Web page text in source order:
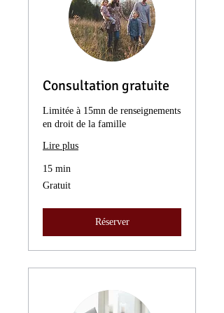
Consultation gratuite
Limitée à 15mn de renseignements
en droit de la famille
Lire plus
15 min
Gratuit
Gratuit
Réserver